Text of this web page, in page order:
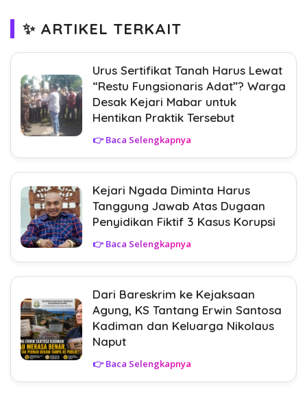
✨ ARTIKEL TERKAIT
Urus Sertifikat Tanah Harus Lewat
“Restu Fungsionaris Adat”? Warga
Desak Kejari Mabar untuk
Hentikan Praktik Tersebut
👉 Baca Selengkapnya
Kejari Ngada Diminta Harus
Tanggung Jawab Atas Dugaan
Penyidikan Fiktif 3 Kasus Korupsi
👉 Baca Selengkapnya
Dari Bareskrim ke Kejaksaan
Agung, KS Tantang Erwin Santosa
Kadiman dan Keluarga Nikolaus
Naput
👉 Baca Selengkapnya